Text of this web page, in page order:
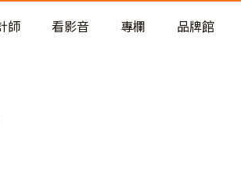
見的居家風險和翻新關鍵
預算分配與高 CP 值煥新術
師 看影音 專欄 品牌館